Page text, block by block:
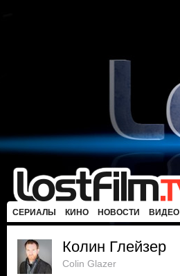
СЕРИАЛЫ КИНО НОВОСТИ ВИДЕО
Колин Глейзер
Colin Glazer